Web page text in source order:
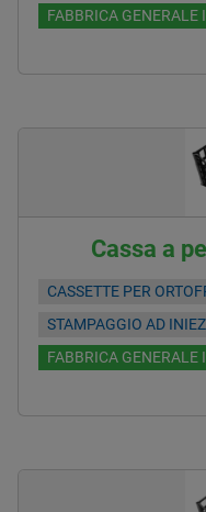
FABBRICA
Cassa a
CASSETTE PER
STAMPAGGIO AD
FABBRICA